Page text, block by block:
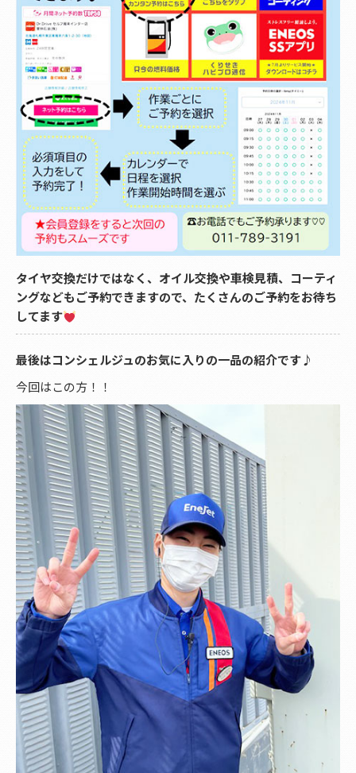
タイヤ交換だけではなく、オイル交換や車検見積、コーティ
ングなどもご予約できますので、たくさんのご予約をお待ち
してます
最後はコンシェルジュのお気に入りの一品の紹介です♪
今回はこの方！！